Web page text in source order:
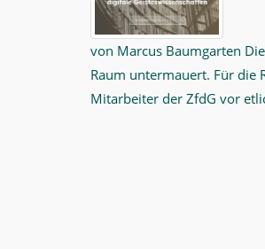
von Marcus Baumgarten
Raum untermauert. Für die
Mitarbeiter der ZfdG vor